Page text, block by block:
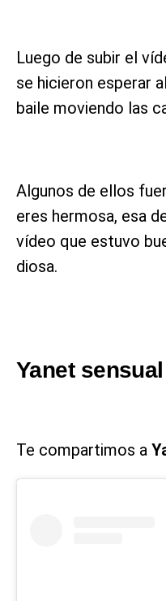
Luego de subir el
se hicieron esperar
baile moviendo las
Algunos de ellos
eres hermosa, esa
vídeo que estuvo
diosa.
Yanet sensual
Te compartimos a